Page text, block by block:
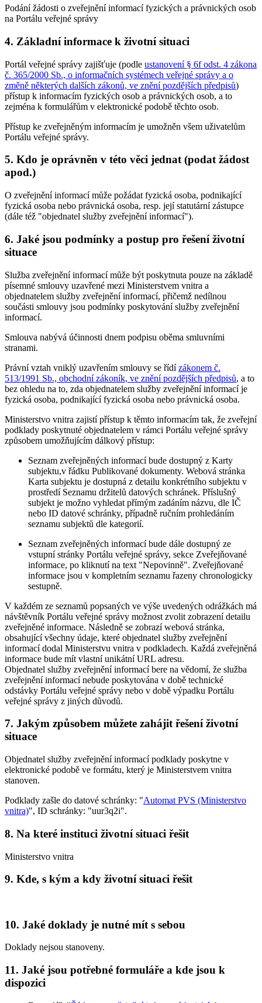
Podání žádosti o zveřejnění informací fyzických a právnických osob
na Portálu veřejné správy
4. Základní informace k životní situaci
Portál veřejné správy zajišťuje (podle ustanovení § 6f odst. 4 zákona
č. 365/2000 Sb., o informačních systémech veřejné správy a o
změně některých dalších zákonů, ve znění pozdějších předpisů)
přístup k informacím fyzických osob a právnických osob, a to
zejména k formulářům v elektronické podobě těchto osob.
Přístup ke zveřejněným informacím je umožněn všem uživatelům
Portálu veřejné správy.
5. Kdo je oprávněn v této věci jednat (podat žádost
apod.)
O zveřejnění informací může požádat fyzická osoba, podnikající
fyzická osoba nebo právnická osoba, resp. její statutární zástupce
(dále též "objednatel služby zveřejnění informací").
6. Jaké jsou podmínky a postup pro řešení životní
situace
Služba zveřejnění informací může být poskytnuta pouze na základě
písemné smlouvy uzavřené mezi Ministerstvem vnitra a
objednatelem služby zveřejnění informací, přičemž nedílnou
součásti smlouvy jsou podmínky poskytování služby zveřejnění
informací.
Smlouva nabývá účinnosti dnem podpisu oběma smluvními
stranami.
Právní vztah vniklý uzavřením smlouvy se řídízákonem č.
513/1991 Sb., obchodní zákoník, ve znění pozdějších předpisů, a to
bez ohledu na to, zda objednatelem služby zveřejnění informací je
fyzická osoba, podnikající fyzická osoba nebo právnická osoba.
Ministerstvo vnitra zajistí přístup k těmto informacím tak, že zveřejní
podklady poskytnuté objednatelem v rámci Portálu veřejné správy
způsobem umožňujícím dálkový přístup:
Seznam zveřejněných informací bude dostupný z Karty
subjektu,v řádku Publikované dokumenty. Webová stránka
Karta subjektu je dostupná z detailu konkrétního subjektu v
prostředí Seznamu držitelů datových schránek. Příslušný
subjekt je možno vyhledat přímým zadáním názvu, dle IČ
nebo ID datové schránky, případně ručním prohledáním
seznamu subjektů dle kategorií.
Seznam zveřejněných informací bude dále dostupný ze
vstupní stránky Portálu veřejné správy, sekce Zveřejňované
informace, po kliknutí na text "Nepovinně". Zveřejňované
informace jsou v kompletním seznamu řazeny chronologicky
sestupně.
V každém ze seznamů popsaných ve výše uvedených odrážkách má
návštěvník Portálu veřejné správy možnost zvolit zobrazení detailu
zveřejněné informace. Následně se zobrazí webová stránka,
obsahující všechny údaje, které objednatel služby zveřejnění
informací dodal Ministerstvu vnitra v podkladech. Každá zveřejněná
informace bude mít vlastní unikátní URL adresu.
Objednatel služby zveřejnění informací bere na vědomí, že služba
zveřejnění informací nebude poskytována v době technické
odstávky Portálu veřejné správy nebo v době výpadku Portálu
veřejné správy z jiných důvodů.
7. Jakým způsobem můžete zahájit řešení životní
situace
Objednatel služby zveřejnění informací podklady poskytne v
elektronické podobě ve formátu, který je Ministerstvem vnitra
stanoven.
Podklady zašle do datové schránky: "Automat PVS (Ministerstvo
vnitra)", ID schránky: "uur3q2i".
8. Na které instituci životní situaci řešit
Ministerstvo vnitra
9. Kde, s kým a kdy životní situaci řešit
10. Jaké doklady je nutné mít s sebou
Doklady nejsou stanoveny.
11. Jaké jsou potřebné formuláře a kde jsou k
dispozici